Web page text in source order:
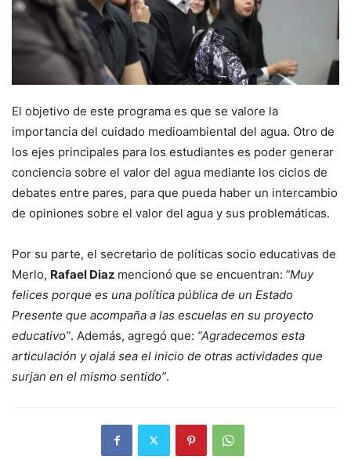
El objetivo de este programa es que se valore la
importancia del cuidado medioambiental del agua. Otro de
los ejes principales para los estudiantes es poder generar
conciencia sobre el valor del agua mediante los ciclos de
debates entre pares, para que pueda haber un intercambio
de opiniones sobre el valor del agua y sus problemáticas.
Por su parte, el secretario de políticas socio educativas de
Merlo, Rafael Diaz mencionó que se encuentran: “Muy
felices porque es una política pública de un Estado
Presente que acompaña a las escuelas en su proyecto
educativo”. Además, agregó que: “Agradecemos esta
articulación y ojalá sea el inicio de otras actividades que
surjan en el mismo sentido”.